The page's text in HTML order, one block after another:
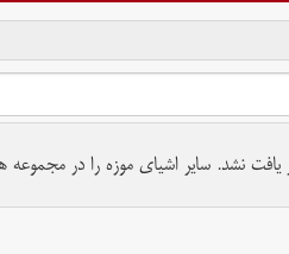
نشد. سایر اشیای موزه را در مجموعه
تمام حقوق برای موسسه کتابخانه و